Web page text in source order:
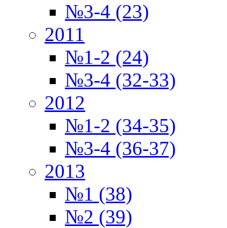
№3-4 (23)
2011
№1-2 (24)
№3-4 (32-33)
2012
№1-2 (34-35)
№3-4 (36-37)
2013
№1 (38)
№2 (39)